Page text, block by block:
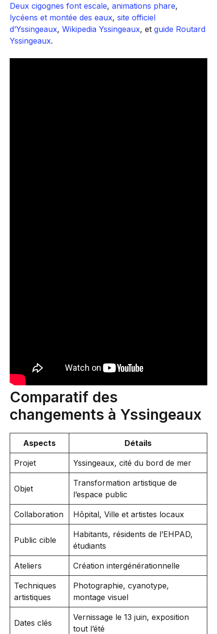
Deux cigognes font escale, animations phare,
lycéens et montée des eaux, site officiel
d’Yssingeaux, Wikipedia Yssingeaux, et guide Routard
Yssingeaux.
Comparatif des
changements à Yssingeaux
Aspects Détails
Projet Yssingeaux, cité du bord de mer
Objet
Transformation artistique de
l’espace public
Collaboration Hôpital, Ville et artistes locaux
Public cible
Habitants, résidents de l’EHPAD,
étudiants
Ateliers Création intergénérationnelle
Techniques
artistiques
Photographie, cyanotype,
montage visuel
Dates clés
Vernissage le 13 juin, exposition
tout l’été